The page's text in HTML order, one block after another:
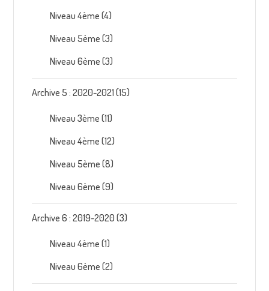
Niveau 4ème (4)
Niveau 5ème (3)
Niveau 6ème (3)
Archive 5 : 2020-2021 (15)
Niveau 3ème (11)
Niveau 4ème (12)
Niveau 5ème (8)
Niveau 6ème (9)
Archive 6 : 2019-2020 (3)
Niveau 4ème (1)
Niveau 6ème (2)